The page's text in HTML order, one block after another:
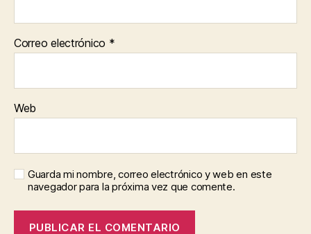
Correo electrónico *
Web
Guarda mi nombre, correo electrónico y web en este
navegador para la próxima vez que comente.